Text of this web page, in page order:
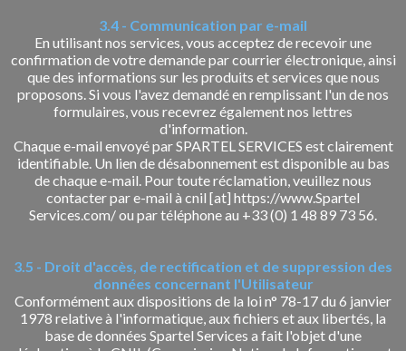
3.4 - Communication par e-mail
En utilisant nos services, vous acceptez de recevoir une
confirmation de votre demande par courrier électronique, ainsi
que des informations sur les produits et services que nous
proposons. Si vous l'avez demandé en remplissant l'un de nos
formulaires, vous recevrez également nos lettres
d'information.
Chaque e-mail envoyé par SPARTEL SERVICES est clairement
identifiable. Un lien de désabonnement est disponible au bas
de chaque e-mail. Pour toute réclamation, veuillez nous
contacter par e-mail à cnil [at] https://www.Spartel
Services.com/ ou par téléphone au +33 (0) 1 48 89 73 56.
3.5 - Droit d'accès, de rectification et de suppression des
données concernant l'Utilisateur
Conformément aux dispositions de la loi n° 78-17 du 6 janvier
1978 relative à l'informatique, aux fichiers et aux libertés, la
base de données Spartel Services a fait l'objet d'une